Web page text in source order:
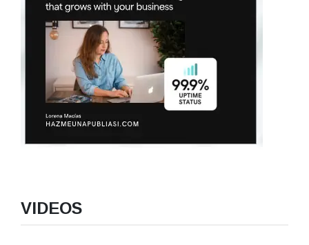
VIDEOS